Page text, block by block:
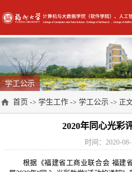
学工公示
首页 -> 学生工作 -> 学工公示 -> 正
2020年同心光彩
时间：2020-
根据 《福建省工商业联合会 福建